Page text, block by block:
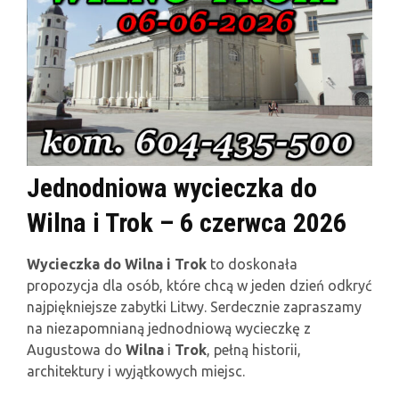
Jednodniowa wycieczka do
Wilna i Trok – 6 czerwca 2026
Wycieczka do Wilna i Trok to doskonała
propozycja dla osób, które chcą w jeden dzień odkryć
najpiękniejsze zabytki Litwy. Serdecznie zapraszamy
na niezapomnianą jednodniową wycieczkę z
Augustowa do Wilna i Trok, pełną historii,
architektury i wyjątkowych miejsc.